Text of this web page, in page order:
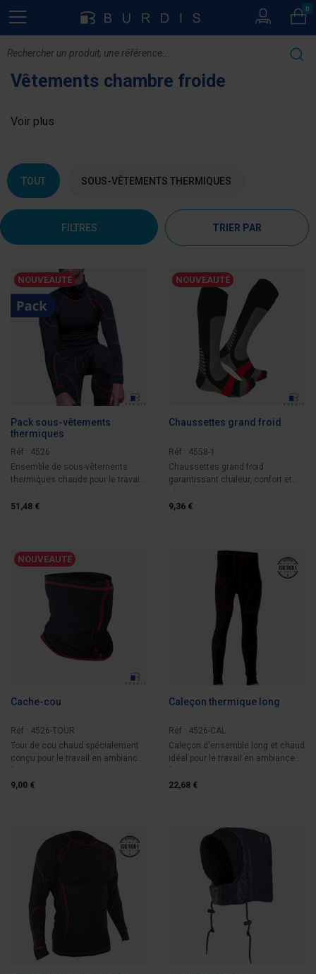
Vêtements chambre froide
Voir plus
TOUT SOUS-VÊTEMENTS THERMIQUES
FILTRES TRIER PAR
NOUVEAUTÉ
Pack sous-vêtements
thermiques
Réf : 4526
Ensemble de sous-vêtements
thermiques chauds pour le travail
en ambiance...
51,48 €
NOUVEAUTÉ
Chaussettes grand froid
Réf : 4558-1
Chaussettes grand froid
garantissant chaleur, confort et
résistance tout...
9,36 €
NOUVEAUTÉ
Cache-cou
Réf : 4526-TOUR
Tour de cou chaud spécialement
conçu pour le travail en ambiance
9,00 €
Caleçon thermique long
Réf : 4526-CAL
Caleçon d'ensemble long et chaud
idéal pour le travail en ambiance
22,68 €
0